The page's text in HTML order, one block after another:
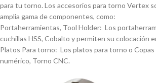
para tu torno. Los accesorios para torno Vertex
amplia gama de componentes, como:
Portaherramientas, Tool Holder: Los
cuchillas HSS, Cobalto y permiten su colocación
Platos Para torno: Los platos para torno o
numérico, Torno CNC.